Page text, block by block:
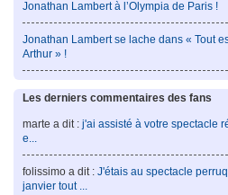
Jonathan Lambert à l’Olympia de Paris !
Jonathan Lambert se lache dans « Tout
Arthur » !
Les derniers commentaires des fans
marte a dit : j'ai assisté à votre spectacle
e...
folissimo a dit : J'étais au spectacle
janvier tout ...